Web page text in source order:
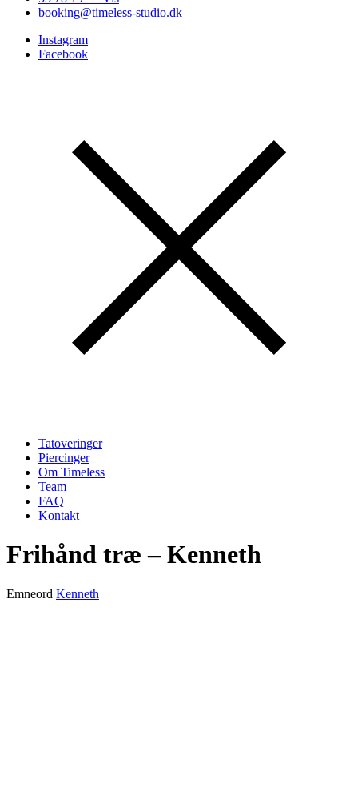
booking@timeless-studio.dk
Instagram
Facebook
Tatoveringer
Piercinger
Om Timeless
Team
FAQ
Kontakt
Frihånd træ – Kenneth
Emneord Kenneth